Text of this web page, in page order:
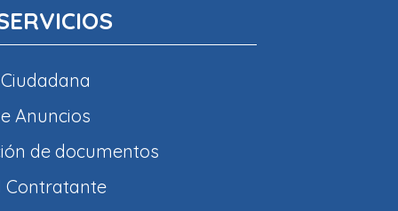
Anuncios
de documentos
Contratante